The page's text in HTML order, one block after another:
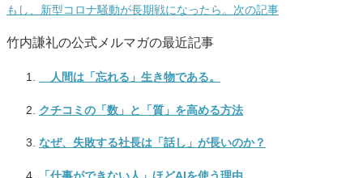
もし、新型コロナ騒動が長期戦になったら。 次の記事
竹内謙礼の公式メルマガの最近記事
人間は「忘れる」生き物である。
クチコミの「数」と「質」を高める方法
なぜ、失敗する社長は「話し」が長いのか？